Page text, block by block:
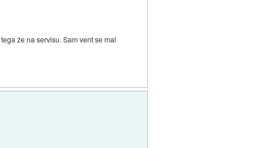
že na servisu. Sam vent se mal